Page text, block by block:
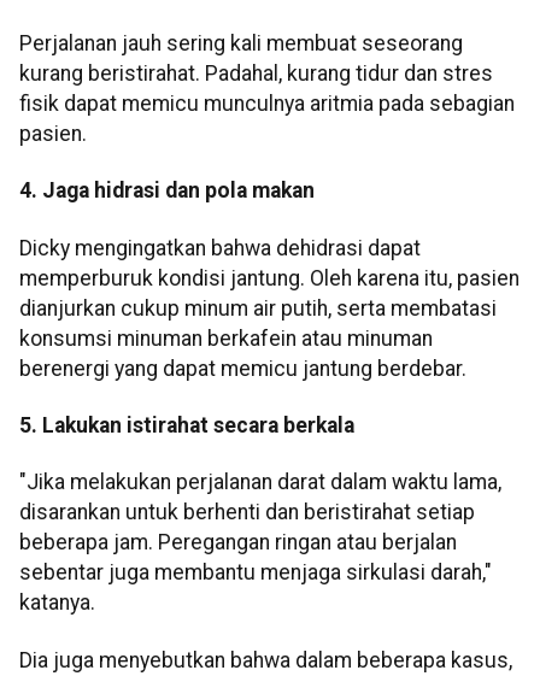
Perjalanan jauh sering kali membuat seseorang
kurang beristirahat. Padahal, kurang tidur dan stres
fisik dapat memicu munculnya aritmia pada sebagian
pasien.
4. Jaga hidrasi dan pola makan
Dicky mengingatkan bahwa dehidrasi dapat
memperburuk kondisi jantung. Oleh karena itu, pasien
dianjurkan cukup minum air putih, serta membatasi
konsumsi minuman berkafein atau minuman
berenergi yang dapat memicu jantung berdebar.
5. Lakukan istirahat secara berkala
"Jika melakukan perjalanan darat dalam waktu lama,
disarankan untuk berhenti dan beristirahat setiap
beberapa jam. Peregangan ringan atau berjalan
sebentar juga membantu menjaga sirkulasi darah,"
katanya.
Dia juga menyebutkan bahwa dalam beberapa kasus,